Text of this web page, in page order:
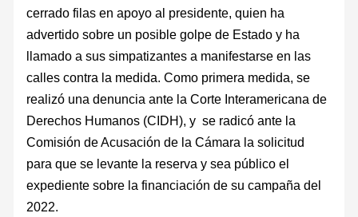
cerrado filas en apoyo al presidente, quien ha
advertido sobre un posible golpe de Estado y ha
llamado a sus simpatizantes a manifestarse en las
calles contra la medida. Como primera medida, se
realizó una denuncia ante la Corte Interamericana de
Derechos Humanos (CIDH), y se radicó ante la
Comisión de Acusación de la Cámara la solicitud
para que se levante la reserva y sea público el
expediente sobre la financiación de su campaña del
2022.